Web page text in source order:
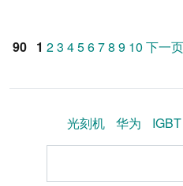
90 1 23 45678 9 10 下一页
光刻机 华为 IGBT